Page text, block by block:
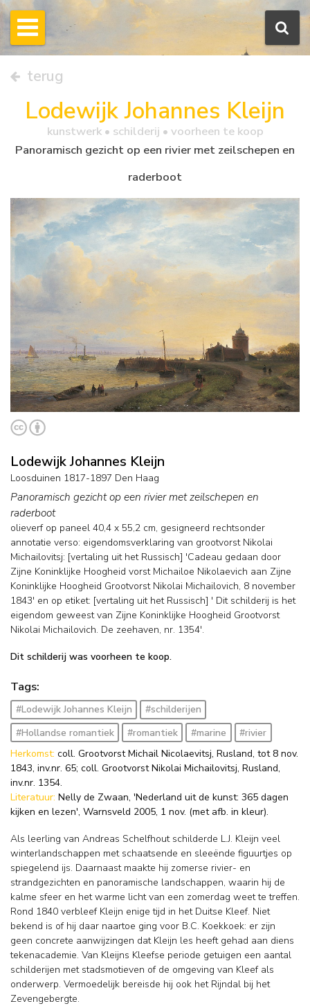
terug
Lodewijk Johannes Kleijn
kunstwerk • schilderij • voorheen te koop
Panoramisch gezicht op een rivier met zeilschepen en
raderboot
Lodewijk Johannes Kleijn
Loosduinen 1817-1897 Den Haag
Panoramisch gezicht op een rivier met zeilschepen en
raderboot
olieverf op paneel 40,4 x 55,2 cm, gesigneerd rechtsonder
annotatie verso: eigendomsverklaring van grootvorst Nikolai
Michailovitsj: [vertaling uit het Russisch] 'Cadeau gedaan door
Zijne Koninklijke Hoogheid vorst Michailoe Nikolaevich aan Zijne
Koninklijke Hoogheid Grootvorst Nikolai Michailovich, 8 november
1843' en op etiket: [vertaling uit het Russisch] ' Dit schilderij is het
eigendom geweest van Zijne Koninklijke Hoogheid Grootvorst
Nikolai Michailovich. De zeehaven, nr. 1354'.
Dit schilderij was voorheen te koop.
Tags:
#Lodewijk Johannes Kleijn
#schilderijen
#Hollandse romantiek
#romantiek #marine
#rivier
Herkomst: coll. Grootvorst Michail Nicolaevitsj, Rusland, tot 8 nov.
1843, inv.nr. 65; coll. Grootvorst Nikolai Michailovitsj, Rusland,
inv.nr. 1354.
Literatuur: Nelly de Zwaan, 'Nederland uit de kunst: 365 dagen
kijken en lezen', Warnsveld 2005, 1 nov. (met afb. in kleur).
Als leerling van Andreas Schelfhout schilderde L.J. Kleijn veel
winterlandschappen met schaatsende en sleeënde figuurtjes op
spiegelend ijs. Daarnaast maakte hij zomerse rivier- en
strandgezichten en panoramische landschappen, waarin hij de
kalme sfeer en het warme licht van een zomerdag weet te treffen.
Rond 1840 verbleef Kleijn enige tijd in het Duitse Kleef. Niet
bekend is of hij daar naartoe ging voor B.C. Koekkoek: er zijn
geen concrete aanwijzingen dat Kleijn les heeft gehad aan diens
tekenacademie. Van Kleijns Kleefse periode getuigen een aantal
schilderijen met stadsmotieven of de omgeving van Kleef als
onderwerp. Vermoedelijk bereisde hij ook het Rijndal bij het
Zevengebergte.